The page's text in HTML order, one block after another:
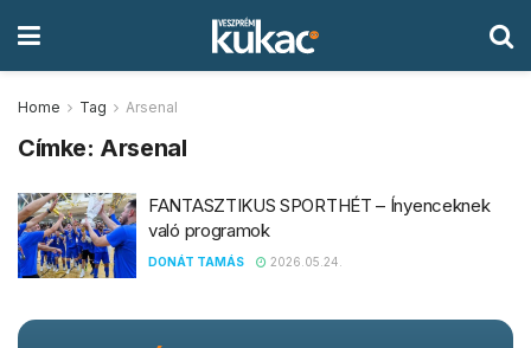
Home Tag Arsenal
Címke: Arsenal
FANTASZTIKUS SPORTHÉT – Ínyenceknek
való programok
DONÁT TAMÁS 2026.05.24.